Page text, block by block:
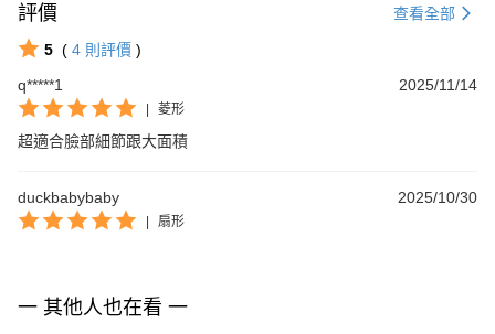
評價 查看全部
5 ( 4 則評價 )
q*****1
2025/11/14
| 菱形
超適合臉部細節跟大面積
duckbabybaby 2025/10/30
| 扇形
一 其他人也在看 一